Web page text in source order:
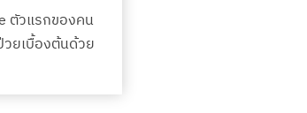
ตัวแรกของคน
วยเบื้องต้นด้วย